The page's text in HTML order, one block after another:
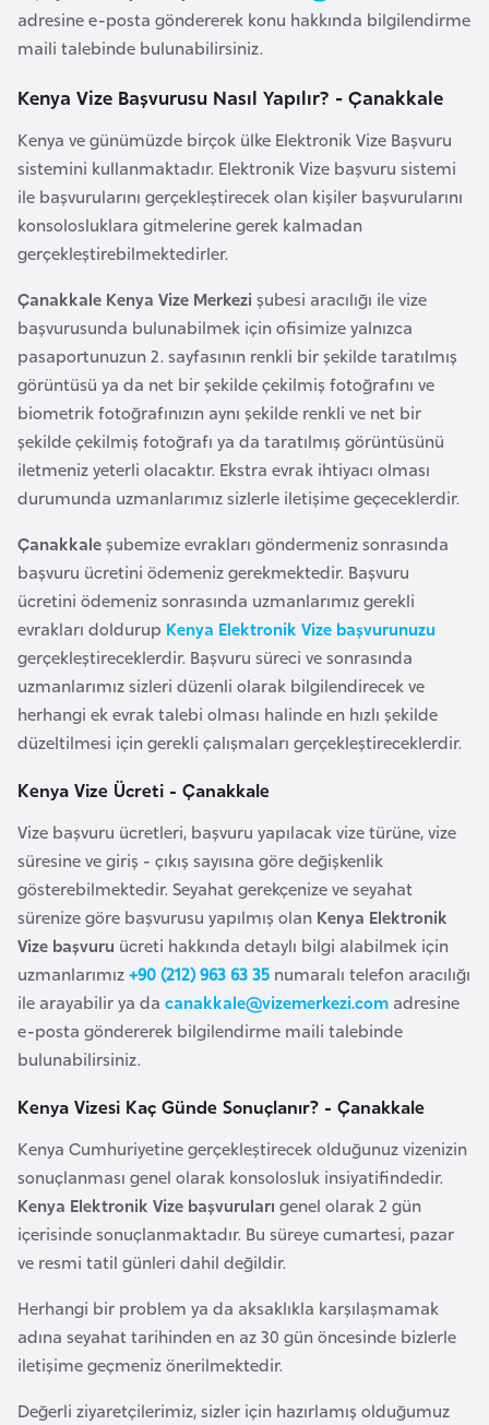
adresine e-posta göndererek konu hakkında bilgilendirme
maili talebinde bulunabilirsiniz.
Kenya Vize Başvurusu Nasıl Yapılır? - Çanakkale
Kenya ve günümüzde birçok ülke Elektronik Vize Başvuru
sistemini kullanmaktadır. Elektronik Vize başvuru sistemi
ile başvurularını gerçekleştirecek olan kişiler başvurularını
konsolosluklara gitmelerine gerek kalmadan
gerçekleştirebilmektedirler.
Çanakkale Kenya Vize Merkezi şubesi aracılığı ile vize
başvurusunda bulunabilmek için ofisimize yalnızca
pasaportunuzun 2. sayfasının renkli bir şekilde taratılmış
görüntüsü ya da net bir şekilde çekilmiş fotoğrafını ve
biometrik fotoğrafınızın aynı şekilde renkli ve net bir
şekilde çekilmiş fotoğrafı ya da taratılmış görüntüsünü
iletmeniz yeterli olacaktır. Ekstra evrak ihtiyacı olması
durumunda uzmanlarımız sizlerle iletişime geçeceklerdir.
Çanakkaleşubemize evrakları göndermeniz sonrasında
başvuru ücretini ödemeniz gerekmektedir. Başvuru
ücretini ödemeniz sonrasında uzmanlarımız gerekli
evrakları doldurup Kenya Elektronik Vize başvurunuzu
gerçekleştireceklerdir. Başvuru süreci ve sonrasında
uzmanlarımız sizleri düzenli olarak bilgilendirecek ve
herhangi ek evrak talebi olması halinde en hızlı şekilde
düzeltilmesi için gerekli çalışmaları gerçekleştireceklerdir.
Kenya Vize Ücreti - Çanakkale
Vize başvuru ücretleri, başvuru yapılacak vize türüne, vize
süresine ve giriş - çıkış sayısına göre değişkenlik
gösterebilmektedir. Seyahat gerekçenize ve seyahat
sürenize göre başvurusu yapılmış olan Kenya Elektronik
Vize başvuru ücreti hakkında detaylı bilgi alabilmek için
uzmanlarımız+90 (212) 963 63 35 numaralı telefon aracılığı
ile arayabilir ya da canakkale@vizemerkezi.com adresine
e-posta göndererek bilgilendirme maili talebinde
bulunabilirsiniz.
Kenya Vizesi Kaç Günde Sonuçlanır? - Çanakkale
Kenya Cumhuriyetine gerçekleştirecek olduğunuz vizenizin
sonuçlanması genel olarak konsolosluk insiyatifindedir.
Kenya Elektronik Vize başvuruları genel olarak 2 gün
içerisinde sonuçlanmaktadır. Bu süreye cumartesi, pazar
ve resmi tatil günleri dahil değildir.
Herhangi bir problem ya da aksaklıkla karşılaşmamak
adına seyahat tarihinden en az 30 gün öncesinde bizlerle
iletişime geçmeniz önerilmektedir.
Değerli ziyaretçilerimiz, sizler için hazırlamış olduğumuz
l
g
r
s
t
B
u
r
k
i
n
a
F
o
Ç
a
d
e
k
C
u
m
h
u
r
i
y
t
i
C
e
z
y
i
r